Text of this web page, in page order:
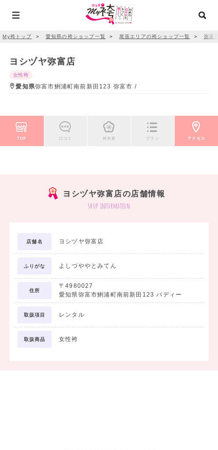
My袴トップ ＞ 愛知県の袴ショップ一覧 ＞ 尾張エリアの袴ショップ一覧 ＞ 弥富
ヨシヅヤ弥富店
女性袴
愛知県弥富市鯏浦町南前新田123 弥富市 /
TOP 口コミ 袴衣装 プラン アクセス
ヨシヅヤ弥富店の店舗情報
shop information
店舗名 ヨシヅヤ弥富店
ふりがな よしづややとみてん
住所
〒4980027
愛知県弥富市鯏浦町南前新田123 パディー
取扱項目 レンタル
取扱商品 女性袴